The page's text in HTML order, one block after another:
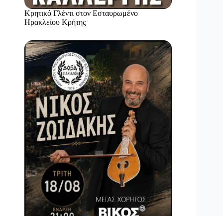
Κρητικό Γλέντι στον Εσταυρωμένο
Ηρακλείου Κρήτης